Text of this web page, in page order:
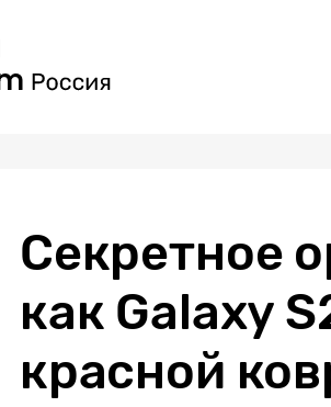
Секретное
как Galaxy
красной